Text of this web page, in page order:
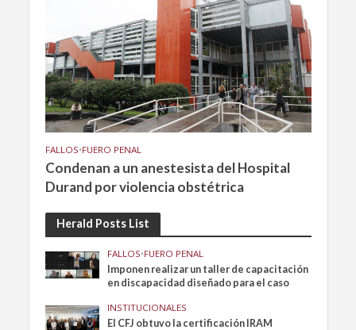
FALLOS•FUERO PENAL
Condenan a un anestesista del Hospital
Durand por violencia obstétrica
Herald Posts List
FALLOS•FUERO PENAL
Imponen realizar un taller de capacitación
en discapacidad diseñado para el caso
INSTITUCIONALES
El CFJ obtuvo la certificación IRAM